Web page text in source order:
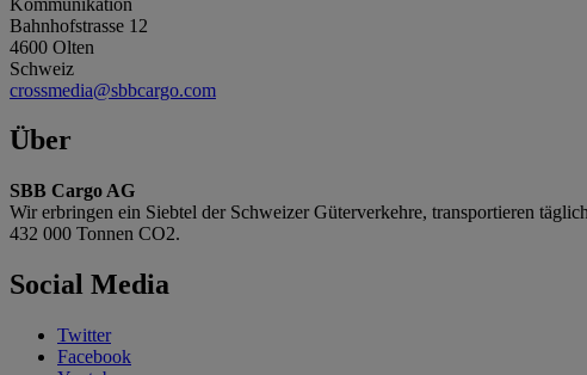
Bahnhofstrasse 12
4600 Olten
Schweiz
crossmedia@sbbcargo.com
Über
SBB Cargo AG
Wir erbringen ein Siebtel der Schweizer Güterverkehre, transportieren
432 000 Tonnen CO2.
Social Media
Twitter
Facebook